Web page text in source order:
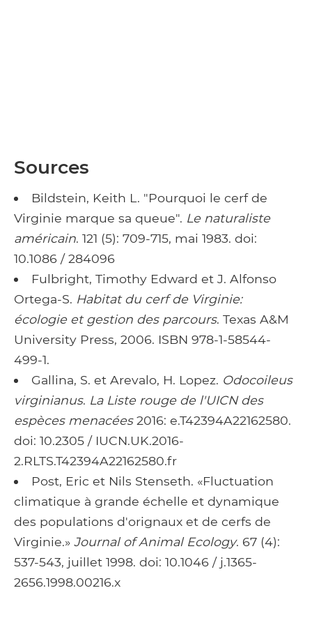
Sources
Bildstein, Keith L. "Pourquoi le cerf de
Virginie marque sa queue". Le naturaliste
américain. 121 (5): 709-715, mai 1983. doi:
10.1086 / 284096
Fulbright, Timothy Edward et J. Alfonso
Ortega-S. Habitat du cerf de Virginie:
écologie et gestion des parcours. Texas A&M
University Press, 2006. ISBN 978-1-58544-
499-1.
Gallina, S. et Arevalo, H. Lopez. Odocoileus
virginianus. La Liste rouge de l'UICN des
espèces menacées2016: e.T42394A22162580.
doi: 10.2305 / IUCN.UK.2016-
2.RLTS.T42394A22162580.fr
Post, Eric et Nils Stenseth. «Fluctuation
climatique à grande échelle et dynamique
des populations d'orignaux et de cerfs de
Virginie.» Journal of Animal Ecology. 67 (4):
537-543, juillet 1998. doi: 10.1046 / j.1365-
2656.1998.00216.x